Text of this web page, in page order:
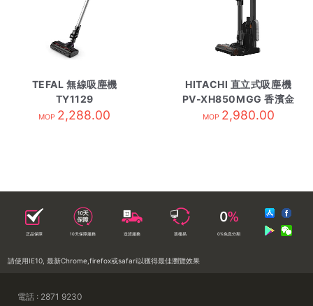
TEFAL 無線吸塵機
TY1129
MOP 2,288.00
HITACHI 直立式吸塵機
PV-XH850MGG 香濱金
MOP 2,980.00
正品保障 10天保障服務 送貨服務 落樓易 0%免息分期
請使用IE10, 最新Chrome,firefox或safari以獲得最佳瀏覽效果
電話 : 2871 9230